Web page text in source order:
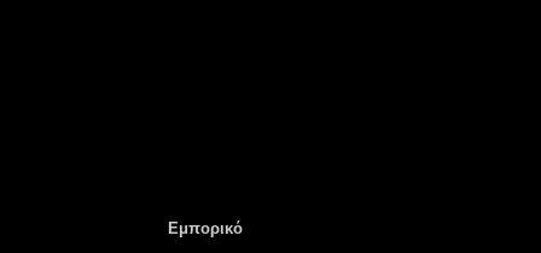
Εμπορικό